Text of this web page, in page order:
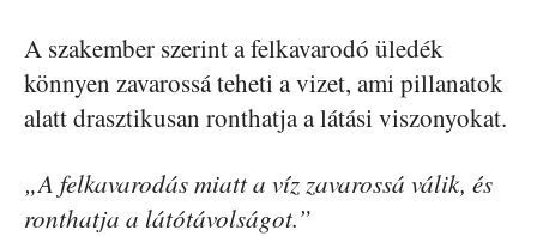
A szakember szerint a felkavarodó üledék
könnyen zavarossá teheti a vizet, ami pillanatok
alatt drasztikusan ronthatja a látási viszonyokat.
„A felkavarodás miatt a víz zavarossá válik, és
ronthatja a látótávolságot.”